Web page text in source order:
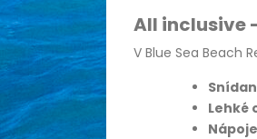
All inclusive
V Blue Sea Beach
Lehké
Nápoje